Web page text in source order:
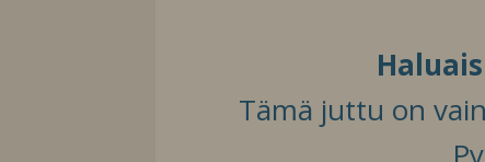
Tämä juttu on